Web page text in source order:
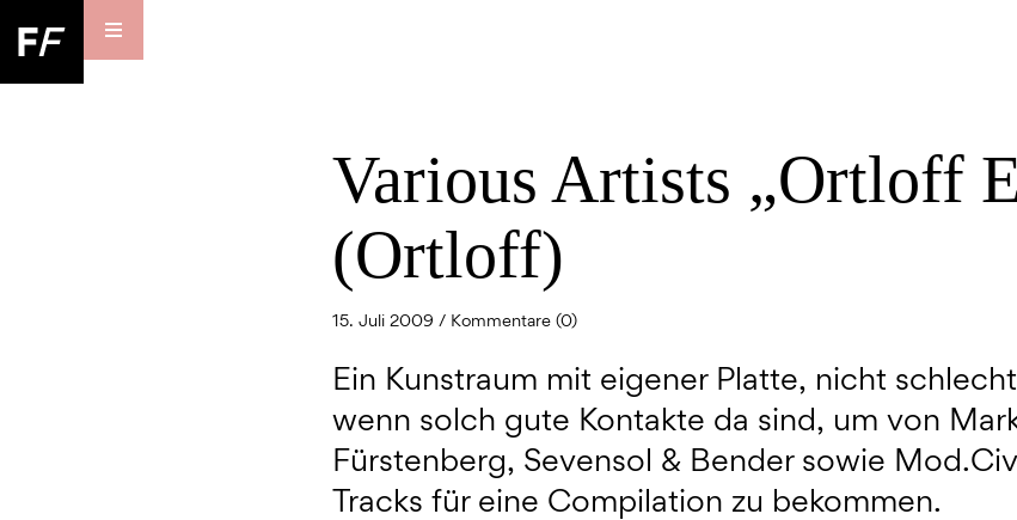
Various Artists „Ortloff
(Ortloff)
15. Juli 2009 / Kommentare (0)
Ein Kunstraum mit eigener Platte, nicht
wenn solch gute Kontakte da sind, um von
Fürstenberg, Sevensol & Bender sowie
Tracks für eine Compilation zu bekommen.